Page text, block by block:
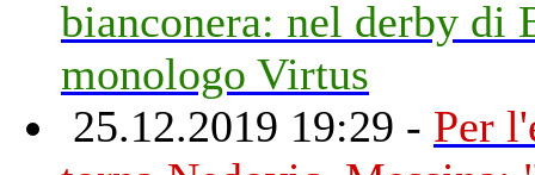
bianconera: nel derby di
monologo Virtus
25.12.2019 19:29 - Per